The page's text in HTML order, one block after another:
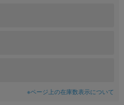
※ページ上の在庫数表示について